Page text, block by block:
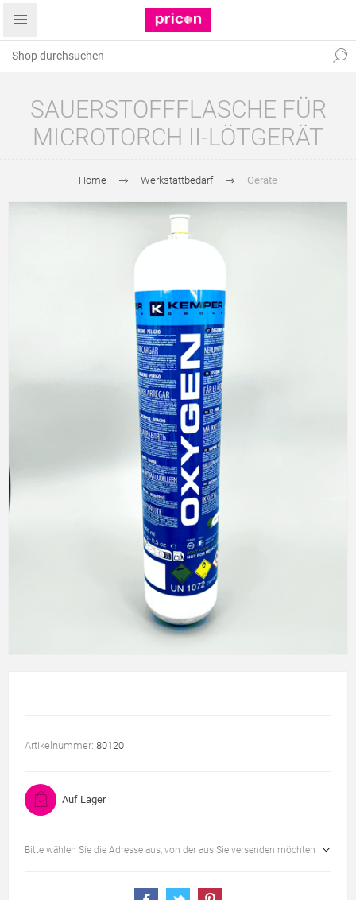
SAUERSTOFFFLASCHE FÜR
MICROTORCH II-LÖTGERÄT
Home Werkstattbedarf Geräte
Artikelnummer: 80120
Auf Lager
Bitte wählen Sie die Adresse aus, von der aus Sie versenden möchten